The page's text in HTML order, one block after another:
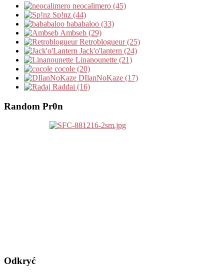
neocalimero (45)
Sp!nz (44)
bababaloo (33)
Ambseb (29)
Retroblogueur (25)
Jack'o'lantern (24)
Linanounette (21)
cocole (20)
DIlanNoKaze (17)
Raddai (16)
Random Pr0n
Odkryć